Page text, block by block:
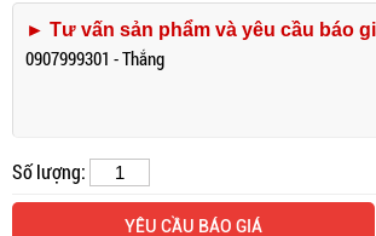
► Tư vấn sản phẩm và yêu cầu báo
0907999301 - Thắng
Số lượng:
YÊU CẦU BÁO GIÁ